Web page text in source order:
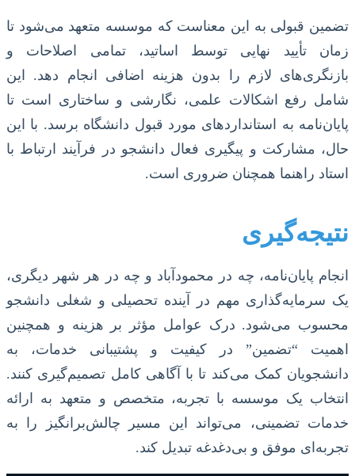
تضمین قبولی به این معناست که موسسه متعهد می‌شود تا
زمان تأیید نهایی توسط اساتید، تمامی اصلاحات و
بازنگری‌های لازم را بدون هزینه اضافی انجام دهد. این
شامل رفع اشکالات علمی، نگارشی و ساختاری است تا
پایان‌نامه به استانداردهای مورد قبول دانشگاه برسد. با این
حال، مشارکت و پیگیری فعال دانشجو در فرآیند ارتباط با
استاد راهنما همچنان ضروری است.
نتیجه‌گیری
انجام پایان‌نامه، چه در محمودآباد و چه در هر شهر دیگری،
یک سرمایه‌گذاری مهم در آینده تحصیلی و شغلی دانشجو
محسوب می‌شود. درک عوامل مؤثر بر هزینه و همچنین
اهمیت “تضمین” در کیفیت و پشتیبانی خدمات، به
دانشجویان کمک می‌کند تا با آگاهی کامل تصمیم‌گیری کنند.
انتخاب یک موسسه با تجربه، متخصص و متعهد به ارائه
خدمات تضمینی، می‌تواند این مسیر چالش‌برانگیز را به
تجربه‌ای موفق و بی‌دغدغه تبدیل کند.